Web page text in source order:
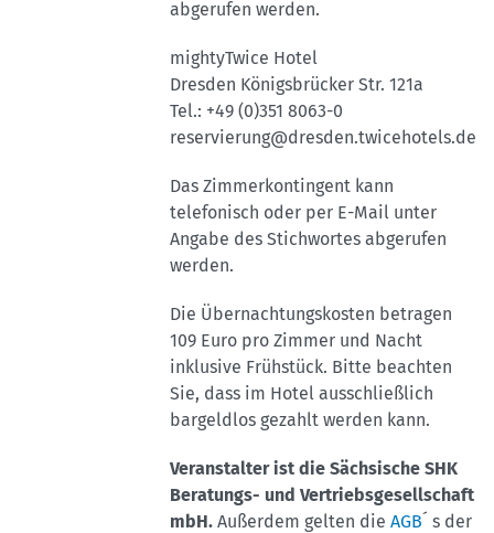
abgerufen werden.
mightyTwice Hotel
Dresden Königsbrücker Str. 121a
Tel.: +49 (0)351 8063-0
reservierung@dresden.twicehotels.de
Das Zimmerkontingent kann
telefonisch oder per E-Mail unter
Angabe des Stichwortes abgerufen
werden.
Die Übernachtungskosten betragen
109 Euro pro Zimmer und Nacht
inklusive Frühstück. Bitte beachten
Sie, dass im Hotel ausschließlich
bargeldlos gezahlt werden kann.
Veranstalter ist die Sächsische SHK
Beratungs- und Vertriebsgesellschaft
mbH. Außerdem gelten die AGB´ s der